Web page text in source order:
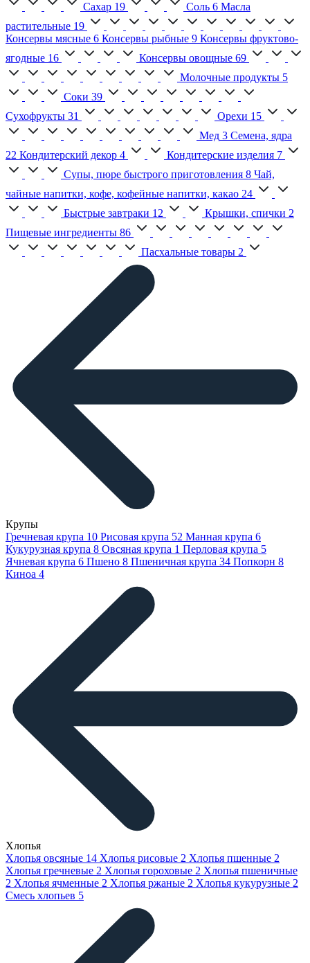
Сахар 19 Соль 6 Масла
растительные 19
Консервы мясные 6 Консервы рыбные 9 Консервы фруктово-
ягодные 16 Консервы овощные 69
Молочные продукты 5
Соки 39
Сухофрукты 31 Орехи 15
Мед 3 Семена, ядра
22 Кондитерский декор 4 Кондитерские изделия 7
Супы, пюре быстрого приготовления 8 Чай,
чайные напитки, кофе, кофейные напитки, какао 24
Быстрые завтраки 12 Крышки, спички 2
Пищевые ингредиенты 86
Пасхальные товары 2
Крупы
Гречневая крупа 10 Рисовая крупа 52 Манная крупа 6
Кукурузная крупа 8 Овсяная крупа 1 Перловая крупа 5
Ячневая крупа 6 Пшено 8 Пшеничная крупа 34 Попкорн 8
Киноа 4
Хлопья
Хлопья овсяные 14 Хлопья рисовые 2 Хлопья пшенные 2
Хлопья гречневые 2 Хлопья гороховые 2 Хлопья пшеничные
2 Хлопья ячменные 2 Хлопья ржаные 2 Хлопья кукурузные 2
Смесь хлопьев 5